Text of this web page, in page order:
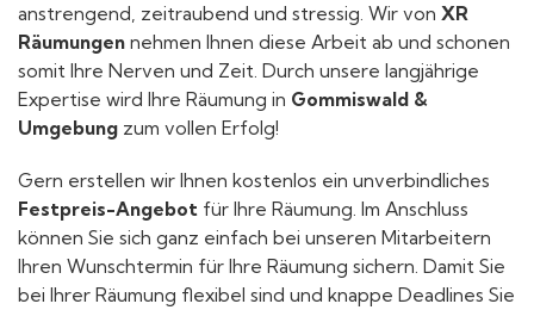
anstrengend, zeitraubend und stressig. Wir von XR
Räumungen nehmen Ihnen diese Arbeit ab und schonen
somit Ihre Nerven und Zeit. Durch unsere langjährige
Expertise wird Ihre Räumung in Gommiswald &
Umgebung zum vollen Erfolg!
Gern erstellen wir Ihnen kostenlos ein unverbindliches
Festpreis-Angebot für Ihre Räumung. Im Anschluss
können Sie sich ganz einfach bei unseren Mitarbeitern
Ihren Wunschtermin für Ihre Räumung sichern. Damit Sie
bei Ihrer Räumung flexibel sind und knappe Deadlines Sie